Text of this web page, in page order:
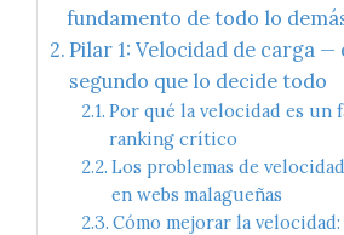
fundamento de todo lo
Pilar 1: Velocidad de carga
segundo que lo decide todo
Por qué la velocidad es un
ranking crítico
Los problemas de
en webs malagueñas
Cómo mejorar la